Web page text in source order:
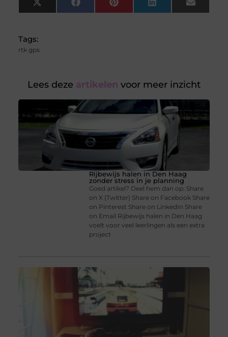
X
(Twitter)
FacebookPinterest LinkedIn Email
Tags:
rtk gps
Lees deze artikelen voor meer inzicht
Rijbewijs halen in Den Haag
zonder stress in je planning
Goed artikel? Deel hem dan op: Share
on X (Twitter) Share on Facebook Share
on Pinterest Share on LinkedIn Share
on Email Rijbewijs halen in Den Haag
voelt voor veel leerlingen als een extra
project